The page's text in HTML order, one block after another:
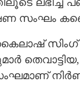
സംഘം
സിംഗ്